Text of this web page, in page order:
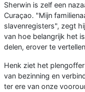
Sherwin is zelf een
Curaçao. "Mijn
slavenregisters", zegt
van hoe belangrijk het
delen, erover te
Henk ziet het
van bezinning en
ter ere van onze